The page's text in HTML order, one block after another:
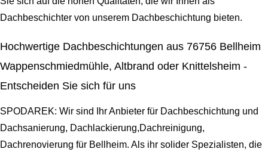
Dachbeschichter von unserem Dachbeschichtung bieten.
Hochwertige Dachbeschichtungen aus 76756 Bellheim
Wappenschmiedmühle, Altbrand oder Knittelsheim -
Entscheiden Sie sich für uns
SPODAREK: Wir sind Ihr Anbieter für Dachbeschichtung und
Dachsanierung, Dachlackierung,Dachreinigung,
Dachrenovierung für Bellheim. Als ihr solider Spezialisten, die